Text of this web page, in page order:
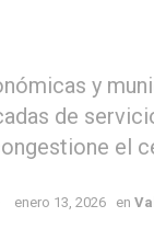
y
de
el
enero 13, 2026 en